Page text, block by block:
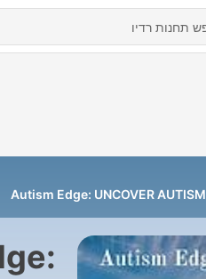
Autism Edge: UNCOVER AUTISM